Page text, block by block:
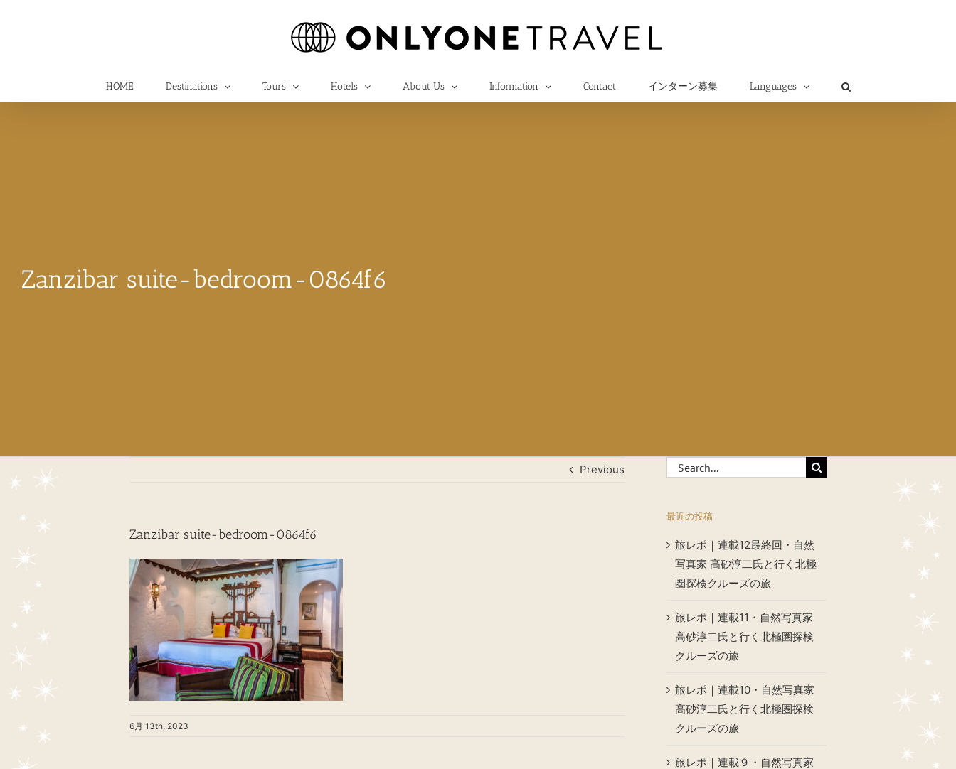
HOME Destinations Tours Hotels About Us Information Contact インターン募集 Languages
Zanzibar suite-bedroom-0864f6
Previous
Zanzibar suite-bedroom-0864f6
6月 13th, 2023
Search
for:
最近の投稿
旅レポ｜連載12最終回・自然
写真家 高砂淳二氏と行く北極
圏探検クルーズの旅
旅レポ｜連載11・自然写真家
高砂淳二氏と行く北極圏探検
クルーズの旅
旅レポ｜連載10・自然写真家
高砂淳二氏と行く北極圏探検
クルーズの旅
旅レポ｜連載９・自然写真家